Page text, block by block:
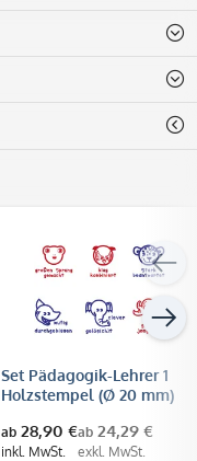
Set Pädagogik-Lehrer 1
Holzstempel (Ø 20 mm)
ab 28,90 €
inkl. MwSt.
ab 24,29 €
exkl. MwSt.